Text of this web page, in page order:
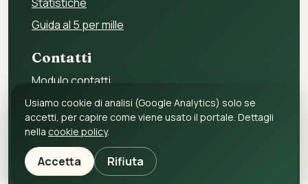
Guida al 5 per mille
Contatti
Modulo contatti
Per gli enti
Per i fornitori
Privacy policy
Cookie policy
Usiamo cookie di analisi (Google Analytics) solo se
accetti, per capire come viene usato il portale. Dettagli
nella cookie policy.
Accetta Rifiuta